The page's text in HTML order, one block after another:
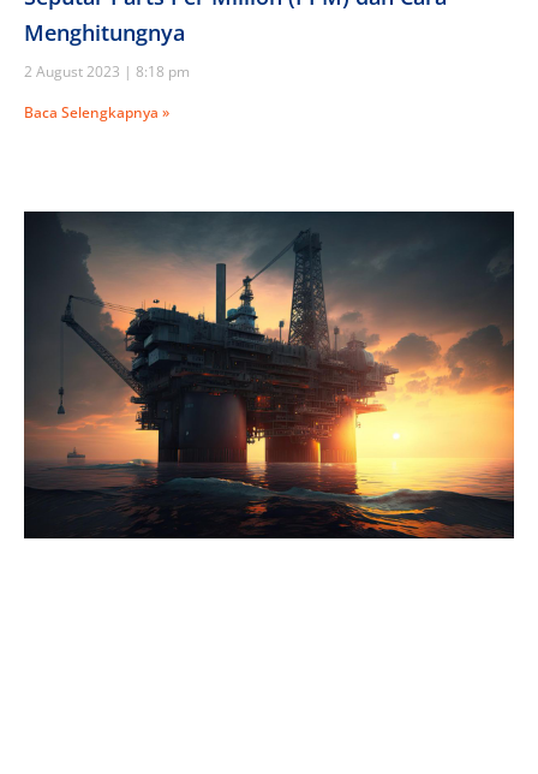
Menghitungnya
2 August 2023
8:18 pm
Baca Selengkapnya »